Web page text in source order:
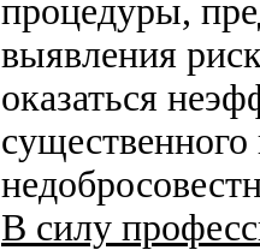
процедуры,
выявления
оказаться
существенного
В силу